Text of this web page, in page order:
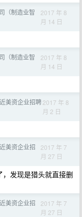
（制造业智
2017 年 8
月 14 日
（制造业智
2017 年 8
月 14 日
美资企业招聘2017 年 8
月 2 日
美资企业招
2017 年 7
月 27 日
发现是猎头就直接删
美资企业招
2017 年 7
月 27 日